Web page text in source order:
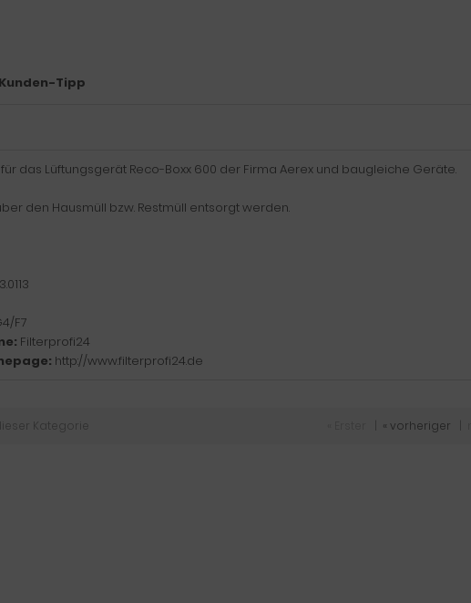
Kunden-Tipp
das Lüftungsgerät Reco-Boxx 600 der Firma Aerex und baugleiche Geräte.
den Hausmüll bzw. Restmüll entsorgt werden.
F7
Filterprofi24
http://www.filterprofi24.de
Kategorie « vorheriger